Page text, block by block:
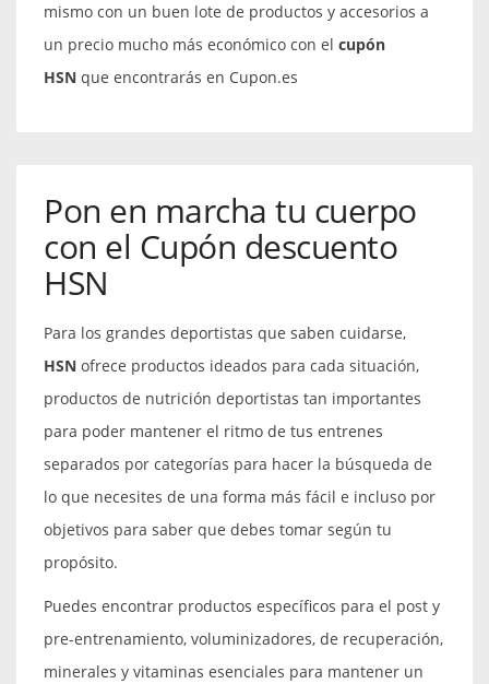
mismo con un buen lote de productos y accesorios a
un precio mucho más económico con el cupón
HSN que encontrarás en Cupon.es
Pon en marcha tu cuerpo
con el Cupón descuento
HSN
Para los grandes deportistas que saben cuidarse,
HSN ofrece productos ideados para cada situación,
productos de nutrición deportistas tan importantes
para poder mantener el ritmo de tus entrenes
separados por categorías para hacer la búsqueda de
lo que necesites de una forma más fácil e incluso por
objetivos para saber que debes tomar según tu
propósito.
Puedes encontrar productos específicos para el post y
pre-entrenamiento, voluminizadores, de recuperación,
minerales y vitaminas esenciales para mantener un